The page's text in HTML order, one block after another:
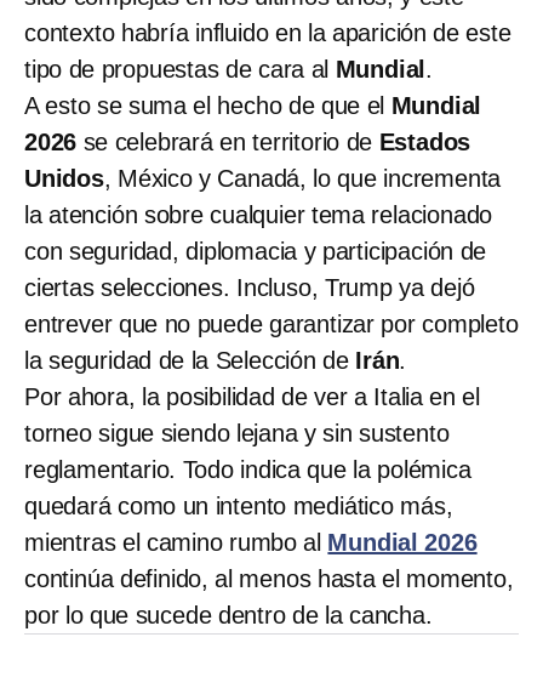
contexto habría influido en la aparición de este
tipo de propuestas de cara al Mundial .
A esto se suma el hecho de que el Mundial
2026 se celebrará en territorio de Estados
Unidos, México y Canadá, lo que incrementa
la atención sobre cualquier tema relacionado
con seguridad, diplomacia y participación de
ciertas selecciones. Incluso, Trump ya dejó
entrever que no puede garantizar por completo
la seguridad de la Selección de Irán.
Por ahora, la posibilidad de ver a Italia en el
torneo sigue siendo lejana y sin sustento
reglamentario. Todo indica que la polémica
quedará como un intento mediático más,
mientras el camino rumbo al Mundial 2026
continúa definido, al menos hasta el momento,
por lo que sucede dentro de la cancha.